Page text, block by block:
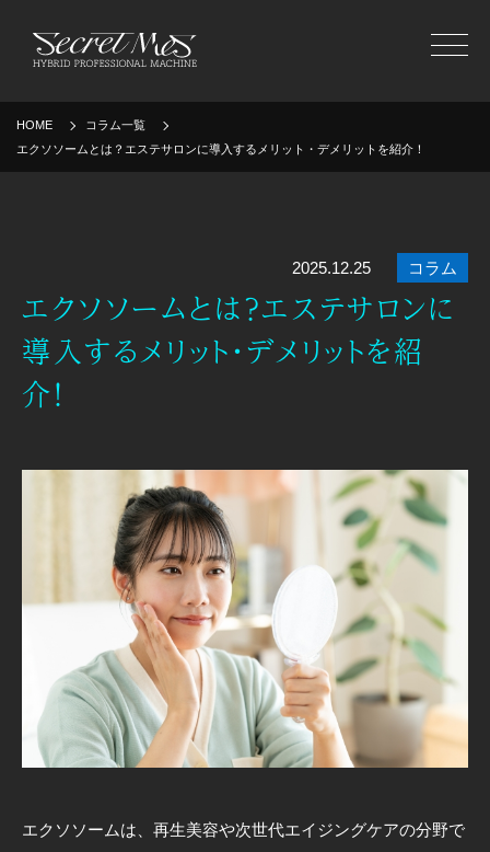
HOME
コラム一覧
エクソソームとは？エステサロンに導入するメリット・デメリットを紹介！
2025.12.25 コラム
エクソソームとは？エステサロンに
導入するメリット・デメリットを紹
介！
エクソソームは、再生美容や次世代エイジングケアの分野で